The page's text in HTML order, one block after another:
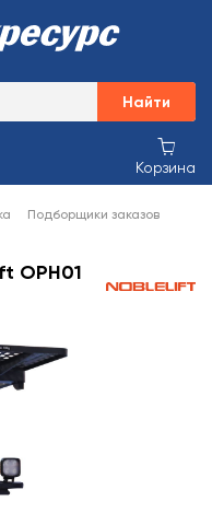
Найти
Корзина
Подборщики заказов
OPH01